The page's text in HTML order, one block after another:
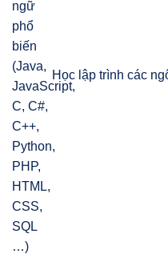
Học lập trình các